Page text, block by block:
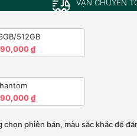
VẬN CHUYỂN
512GB
₫
₫
chọn phiên bản, màu sắc khác để